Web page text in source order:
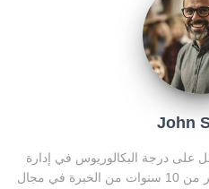
John
درجة البكالوريوس في إدارة
الأعمال من جامعة [UST]. لديه أكثر من 10 سنوات من الخبرة في مجال